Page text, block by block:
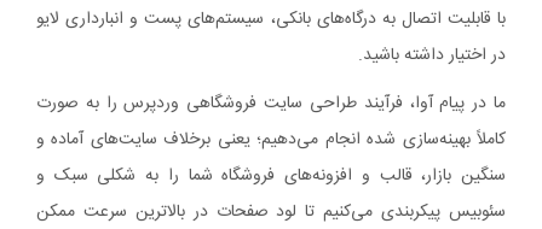
با قابلیت اتصال به درگاه‌های بانکی، سیستم‌های پست و انبارداری لایو
در اختیار داشته باشید.
ما در پیام آوا، فرآیند طراحی سایت فروشگاهی وردپرس را به صورت
کاملاً بهینه‌سازی شده انجام می‌دهیم؛ یعنی برخلاف سایت‌های آماده و
سنگین بازار، قالب و افزونه‌های فروشگاه شما را به شکلی سبک و
سئوبیس پیکربندی می‌کنیم تا لود صفحات در بالاترین سرعت ممکن